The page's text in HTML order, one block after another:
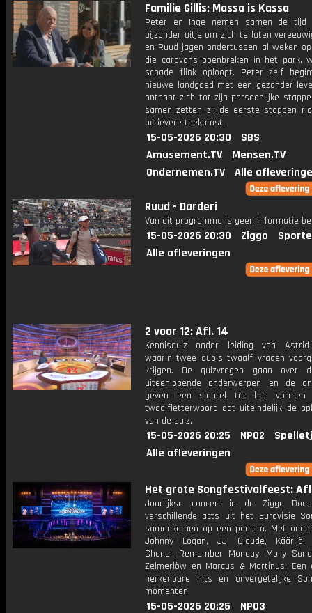
Familie Gillis: Massa is Kassa
Peter en Inge nemen samen de tijd
bijzonder uitje om zich te laten
en Ruud jagen ondertussen al weken
die caravans openbreken in het park,
schade flink oploopt. Peter zelf
nieuwe landgoed met een gezonder
ontpopt zich tot zijn persoonlijke
samen zetten zij de eerste stappen
actievere toekomst.
15-05-2026 20:30
SBS
Amusement.TV
Mensen.TV
Ondernemen.TV
Alle
Ruud - Darderi
Van dit programma is geen informatie
15-05-2026 20:30 Ziggo
Alle afleveringen
2 voor 12: Afl. 14
Kennisquiz onder leiding van
waarin twee duo's twaalf vragen
krijgen. De quizvragen gaan over
uiteenlopende onderwerpen en de
geven een sleutel tot het vormen
twaalfletterwoord dat uiteindelijk de
van de quiz.
15-05-2026 20:25 NPO2
Alle afleveringen
Het grote Songfestivalfeest:
Jaarlijkse concert in de Ziggo
verschillende acts uit het Eurovisie
samenkomen op één podium. Met
Johnny Logan, JJ, Claude, Käärijä,
Chanel, Remember Monday, Molly
Zelmerlöw en Marcus & Martinus. Een
herkenbare hits en onvergetelijke
momenten.
15-05-2026 20:25 NPO3